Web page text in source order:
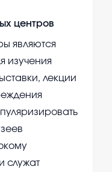
центров
являются
изучения
лекции
служат